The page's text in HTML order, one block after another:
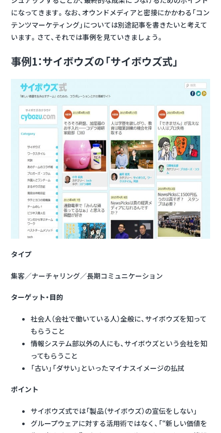
になってきます。なお、オウンドメディアと密接にかかわる「コン
テンツマーケティング」については別途記事を書きたいと考えて
います。さて、それでは事例を見ていきましょう。
事例1：サイボウズの「サイボウズ式」
タイプ
集客／ナーチャリング／長期コミュニケーション
ターゲット・目的
社会人（会社で働いている人）全般に、サイボウズを知って
もらうこと
情報システム部以外の人にも、サイボウズという会社を知
ってもらうこと
「古い」「ダサい」といったマイナスイメージの払拭
ポイント
サイボウズ式では「製品（サイボウズ）の宣伝をしない」
グループウェアに対する活用術ではなく、「“新しい価値を